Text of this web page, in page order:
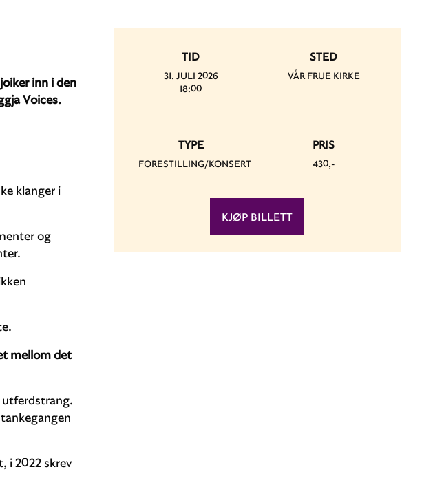
inn i den
Voices.
klanger i
og
mellom det
utferdstrang.
i 2022 skrev
TID
31. JULI 2026
18:00
STED
VÅR FRUE KIRKE
TYPE
FORESTILLING/KONSERT
PRIS
430,-
KJØP BILLETT